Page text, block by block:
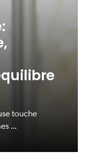
touche
...